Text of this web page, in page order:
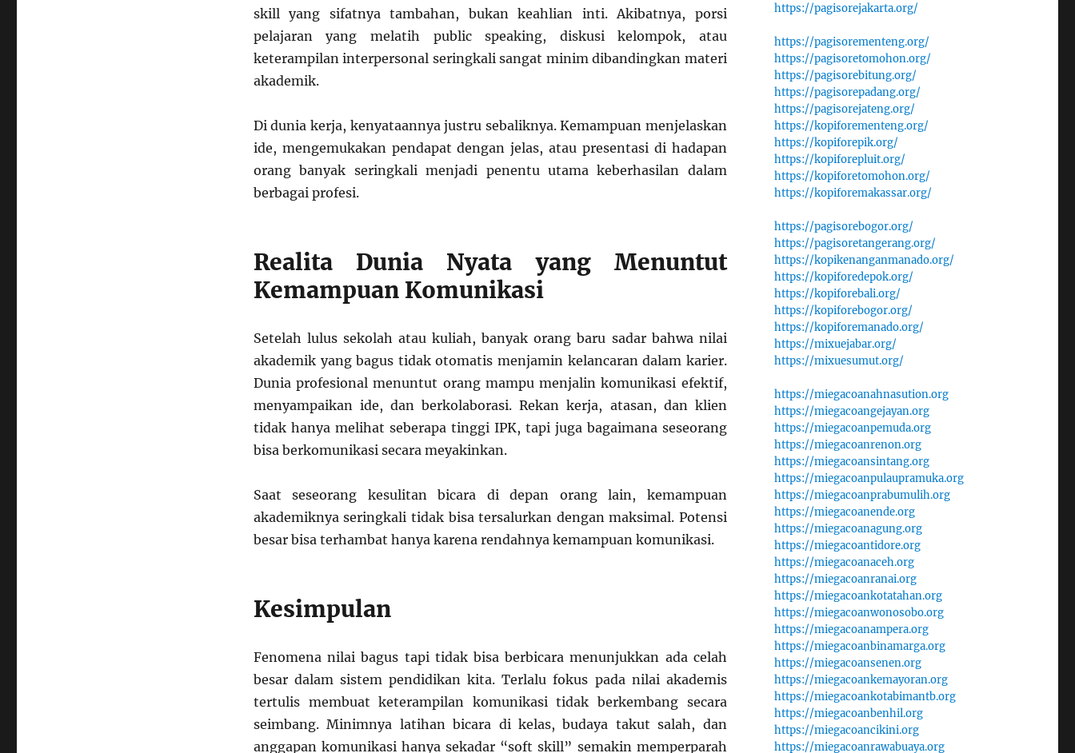
skill yang sifatnya tambahan, bukan keahlian inti. Akibatnya, porsi
pelajaran yang melatih public speaking, diskusi kelompok, atau
keterampilan interpersonal seringkali sangat minim dibandingkan materi
akademik.
Di dunia kerja, kenyataannya justru sebaliknya. Kemampuan menjelaskan
ide, mengemukakan pendapat dengan jelas, atau presentasi di hadapan
orang banyak seringkali menjadi penentu utama keberhasilan dalam
berbagai profesi.
Realita Dunia Nyata yang Menuntut
Kemampuan Komunikasi
Setelah lulus sekolah atau kuliah, banyak orang baru sadar bahwa nilai
akademik yang bagus tidak otomatis menjamin kelancaran dalam karier.
Dunia profesional menuntut orang mampu menjalin komunikasi efektif,
menyampaikan ide, dan berkolaborasi. Rekan kerja, atasan, dan klien
tidak hanya melihat seberapa tinggi IPK, tapi juga bagaimana seseorang
bisa berkomunikasi secara meyakinkan.
Saat seseorang kesulitan bicara di depan orang lain, kemampuan
akademiknya seringkali tidak bisa tersalurkan dengan maksimal. Potensi
besar bisa terhambat hanya karena rendahnya kemampuan komunikasi.
Kesimpulan
Fenomena nilai bagus tapi tidak bisa berbicara menunjukkan ada celah
besar dalam sistem pendidikan kita. Terlalu fokus pada nilai akademis
tertulis membuat keterampilan komunikasi tidak berkembang secara
seimbang. Minimnya latihan bicara di kelas, budaya takut salah, dan
anggapan komunikasi hanya sekadar “soft skill” semakin memperparah
https://pagisorejakarta.org/
https://pagisorementeng.org/
https://pagisoretomohon.org/
https://pagisorebitung.org/
https://pagisorepadang.org/
https://pagisorejateng.org/
https://kopiforementeng.org/
https://kopiforepik.org/
https://kopiforepluit.org/
https://kopiforetomohon.org/
https://kopiforemakassar.org/
https://pagisorebogor.org/
https://pagisoretangerang.org/
https://kopikenanganmanado.org/
https://kopiforedepok.org/
https://kopiforebali.org/
https://kopiforebogor.org/
https://kopiforemanado.org/
https://mixuejabar.org/
https://mixuesumut.org/
https://miegacoanahnasution.org
https://miegacoangejayan.org
https://miegacoanpemuda.org
https://miegacoanrenon.org
https://miegacoansintang.org
https://miegacoanpulaupramuka.org
https://miegacoanprabumulih.org
https://miegacoanende.org
https://miegacoanagung.org
https://miegacoantidore.org
https://miegacoanaceh.org
https://miegacoanranai.org
https://miegacoankotatahan.org
https://miegacoanwonosobo.org
https://miegacoanampera.org
https://miegacoanbinamarga.org
https://miegacoansenen.org
https://miegacoankemayoran.org
https://miegacoankotabimantb.org
https://miegacoanbenhil.org
https://miegacoancikini.org
https://miegacoanrawabuaya.org